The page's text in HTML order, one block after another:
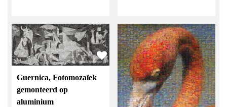
Guernica, Fotomozaïek
gemonteerd op
aluminium